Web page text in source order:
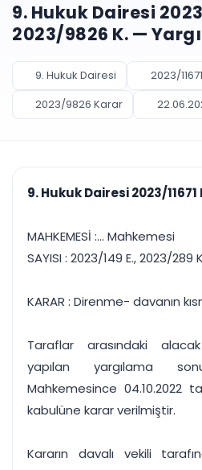
UETS Entegrasyonu
Tebligatları anında
PLANLAMA & TAKİP
Pano ve Takip
Duruşma ve görev
takvimi
Bildirim
UYAP & UETS entegrasyonundan
Ücretsiz Başlayın
9. Hukuk Dairesi
2023/9826 K. —
9. Hukuk Dairesi
2023/
2023/9826 Karar
9. Hukuk Dairesi 2023/
MAHKEMESİ :... Mahkemesi
SAYISI : 2023/149 E., 2023/289
KARAR : Direnme- davanın
Taraflar arasındaki
yapılan yargılama
Mahkemesince 04.10.2022
kabulüne karar verilmiştir.
Kararın davalı vekili